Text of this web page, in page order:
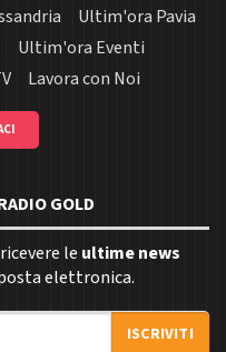
Ultim'ora Pavia
Ultim'ora Eventi
Lavora con Noi
GOLD
le ultime news
elettronica.
ISCRIVITI